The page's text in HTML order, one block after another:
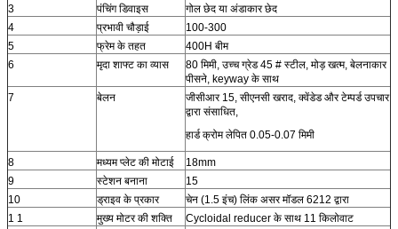
3
पंचिंग डिवाइस
गोल छेद या अंडाकार छेद
4
प्रभावी चौड़ाई
100-300
5
फ्रेम के तहत
400H बीम
6
मृदा शाफ्ट का व्यास
80 मिमी, उच्च ग्रेड 45 # स्टील, मोड़ खत्म, बेलनाकार
पीसने, keyway के साथ
7
बेलन
जीसीआर 15, सीएनसी खराद, क्वेंडेड और टेम्पर्ड उपचार
द्वारा संसाधित,
हार्ड क्रोम लेपित 0.05-0.07 मिमी
8 मध्यम प्लेट की मोटाई
18mm
9
स्टेशन बनाना
15
10
ड्राइव के प्रकार
चेन (1.5 इंच) लिंक असर मॉडल 6212 द्वारा
1 1
मुख्य मोटर की शक्ति
Cycloidal reducer के साथ 11 किलोवाट